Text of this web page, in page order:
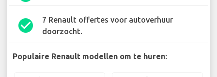
check_circle
7 Renault offertes voor autoverhuur
doorzocht.
Populaire Renault modellen om te huren: